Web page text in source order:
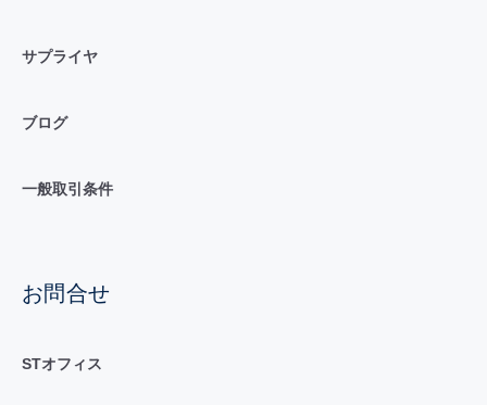
サプライヤ
ブログ
一般取引条件
お問合せ
STオフィス